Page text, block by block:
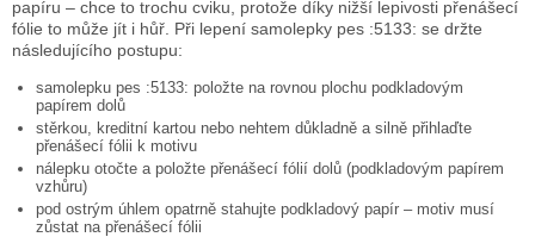
papíru – chce to trochu cviku, protože díky nižší lepivosti přenášecí
fólie to může jít i hůř. Při lepení samolepky pes :5133: se držte
následujícího postupu:
samolepku pes :5133: položte na rovnou plochu podkladovým
papírem dolů
stěrkou, kreditní kartou nebo nehtem důkladně a silně přihlaďte
přenášecí fólii k motivu
nálepku otočte a položte přenášecí fólií dolů (podkladovým papírem
vzhůru)
pod ostrým úhlem opatrně stahujte podkladový papír – motiv musí
zůstat na přenášecí fólii